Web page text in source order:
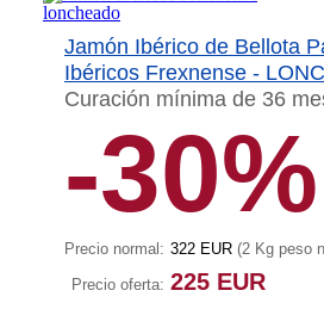
Jamón Ibérico de Bellota
Ibéricos Frexnense -
Curación mínima de 36
-30%
Precio normal: 322 EUR (2 Kg peso
Precio oferta: 225 EUR